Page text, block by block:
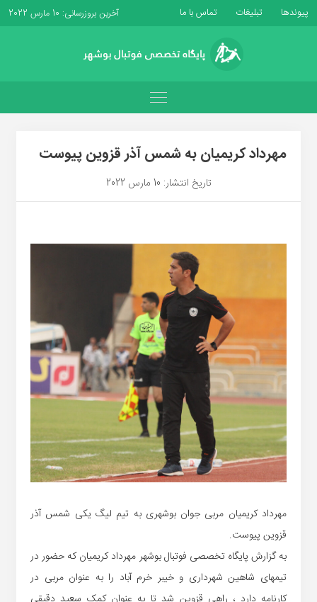
پیوندها تبلیغات تماس با ما آخرین بروزرسانی: 10 مارس 2022
مهرداد کریمیان به شمس آذر قزوین پیوست
تاریخ انتشار: 10 مارس 2022
مهرداد کریمیان مربی جوان بوشهری به تیم لیگ یکی شمس آذر
قزوین پیوست.
به گزارش پایگاه تخصصی فوتبال بوشهر مهرداد کریمیان که حضور در
تیمهای شاهین شهرداری و خیبر خرم آباد را به عنوان مربی در